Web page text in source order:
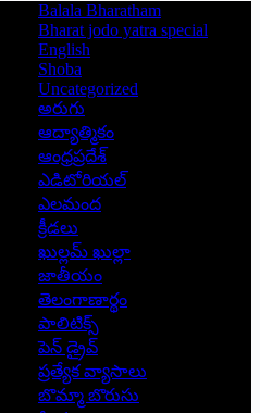
Balala Bharatham
Bharat jodo yatra special
English
Shoba
Uncategorized
అరుగు
ఆద్యాత్మికం
ఆంధ్రప్రదేశ్
ఎడిటోరియల్
ఎలమంద
క్రీడలు
ఖుల్లమ్ ఖుల్లా
జాతీయం
తెలంగాణార్థం
పాలిటిక్స్
పెన్ డ్రైవ్
ప్రత్యేక వ్యాసాలు
బొమ్మా బొరుసు